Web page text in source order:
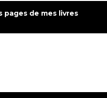
pages de mes livres